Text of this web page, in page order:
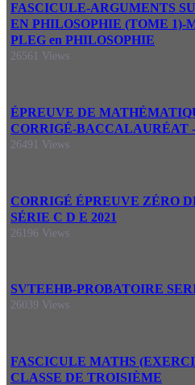
FASCICULE-ARGUMENTS
EN PHILOSOPHIE (TOME 1)-
PLEG en PHILOSOPHIE
26561 Views
ÉPREUVE DE
CORRIGÉ-BACCALAURÉAT -
26491 Views
CORRIGÉ ÉPREUVE ZÉRO
SÉRIE C D E 2021
26196 Views
SVTEEHB-PROBATOIRE
26039 Views
FASCICULE MATHS
CLASSE DE TROISIÈME